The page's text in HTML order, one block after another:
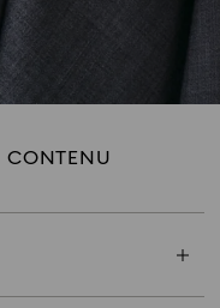
CONTENU